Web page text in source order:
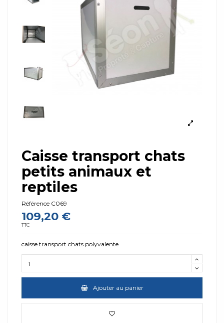
Caisse transport chats
petits animaux et
reptiles
Référence C069
109,20 €
TTC
caisse transport chats polyvalente
Ajouter au panier